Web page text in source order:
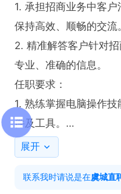
1. 承担招商业务中客
保持高效、顺畅的交流。
2. 精准解答客户针对
专业、准确的信息。
任职要求：
1. 熟练掌握电脑操作
件及工具。
2. 具备良好的沟通能
3. 拥有较强的问题解
展开
联系我时请说是在虞城直